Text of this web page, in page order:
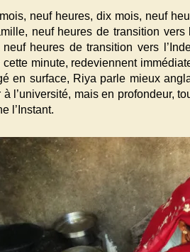
neuf heures, dix mois, neuf
neuf heures de transition
neuf heures de transition vers
cette minute, redeviennent
en surface, Riya parle mieux
à l’université, mais en profondeur,
l’Instant.